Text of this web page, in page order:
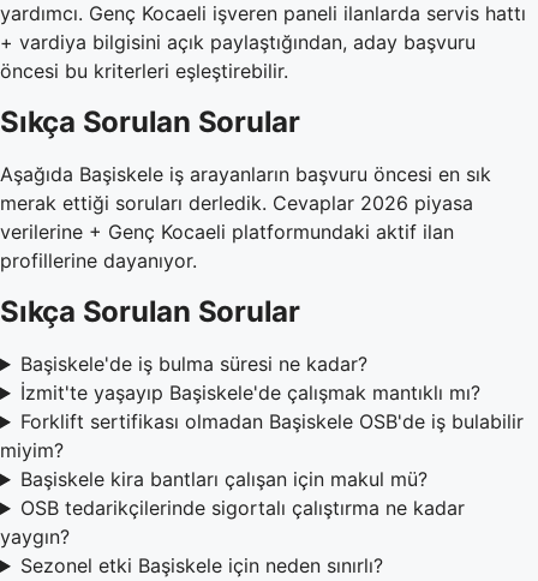
yardımcı. Genç Kocaeli işveren paneli ilanlarda servis hattı
+ vardiya bilgisini açık paylaştığından, aday başvuru
öncesi bu kriterleri eşleştirebilir.
Sıkça Sorulan Sorular
Aşağıda Başiskele iş arayanların başvuru öncesi en sık
merak ettiği soruları derledik. Cevaplar 2026 piyasa
verilerine + Genç Kocaeli platformundaki aktif ilan
profillerine dayanıyor.
Sıkça Sorulan Sorular
Başiskele'de iş bulma süresi ne kadar?
İzmit'te yaşayıp Başiskele'de çalışmak mantıklı mı?
Forklift sertifikası olmadan Başiskele OSB'de iş bulabilir
miyim?
Başiskele kira bantları çalışan için makul mü?
OSB tedarikçilerinde sigortalı çalıştırma ne kadar
yaygın?
Sezonel etki Başiskele için neden sınırlı?